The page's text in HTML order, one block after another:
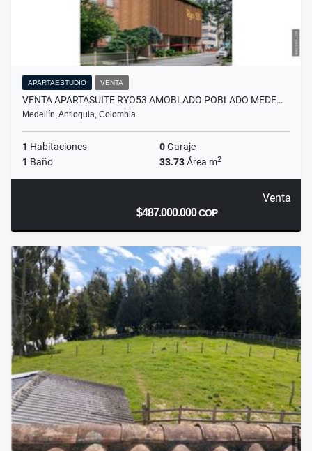
APARTAESTUDIO VENTA
VENTA APARTASUITE RYO53 AMOBLADO POBLADO MEDE…
Medellín, Antioquia, Colombia
1 Habitaciones 0Garaje
1 Baño 33.73Área m2
Venta
$487.000.000COP